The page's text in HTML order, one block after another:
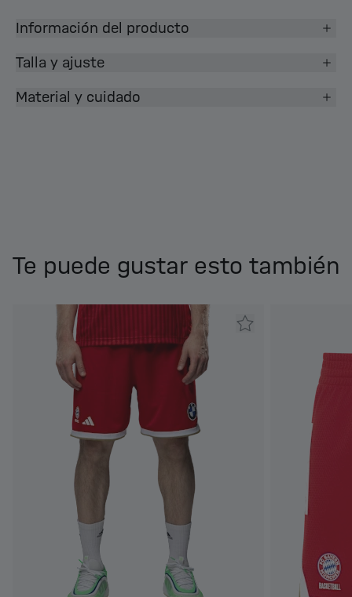
Información del producto
Talla y ajuste
Material y cuidado
Te puede gustar esto también